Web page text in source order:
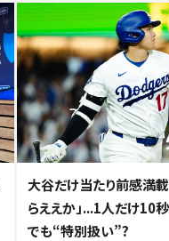
大谷だけ当たり前感満載
らええか」...1人だけ10
でも“特別扱い”?